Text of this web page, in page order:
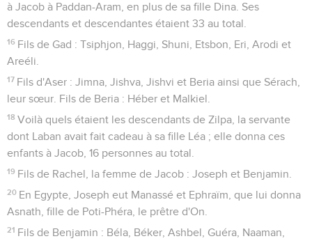
à Jacob à Paddan-Aram, en plus de sa fille Dina. Ses
descendants et descendantes étaient 33 au total.
16 Fils de Gad : Tsiphjon, Haggi, Shuni, Etsbon, Eri, Arodi et
Areéli.
17 Fils d'Aser : Jimna, Jishva, Jishvi et Beria ainsi que Sérach,
leur sœur. Fils de Beria : Héber et Malkiel.
18 Voilà quels étaient les descendants de Zilpa, la servante
dont Laban avait fait cadeau à sa fille Léa ; elle donna ces
enfants à Jacob, 16 personnes au total.
19 Fils de Rachel, la femme de Jacob : Joseph et Benjamin.
20 En Egypte, Joseph eut Manassé et Ephraïm, que lui donna
Asnath, fille de Poti-Phéra, le prêtre d'On.
21 Fils de Benjamin : Béla, Béker, Ashbel, Guéra, Naaman,